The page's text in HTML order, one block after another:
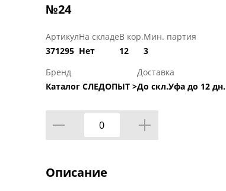
№24
Артикул
371295
На складе
Нет
В кор.
12
Мин. партия
3
Бренд
Каталог СЛЕДОПЫТ >
Доставка
До скл.Уфа до 12 дн.
Описание